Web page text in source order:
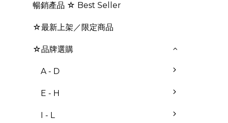
暢銷產品 ☆ Best Seller
☆最新上架／限定商品
☆品牌選購
A - D
E - H
I - L